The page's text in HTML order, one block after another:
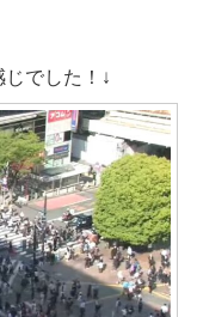
でした！↓